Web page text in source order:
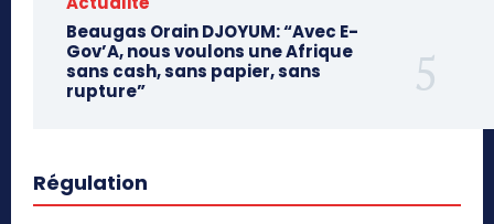
Beaugas Orain DJOYUM: “Avec E-
Gov’A, nous voulons une Afrique
sans cash, sans papier, sans
rupture”
Régulation